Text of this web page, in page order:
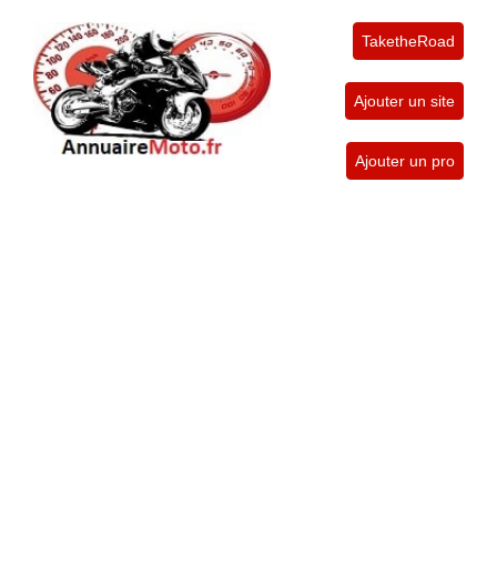
TaketheRoad
Ajouter un site
Ajouter un pro